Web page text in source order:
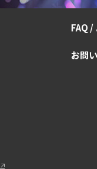
FAQ /
お問